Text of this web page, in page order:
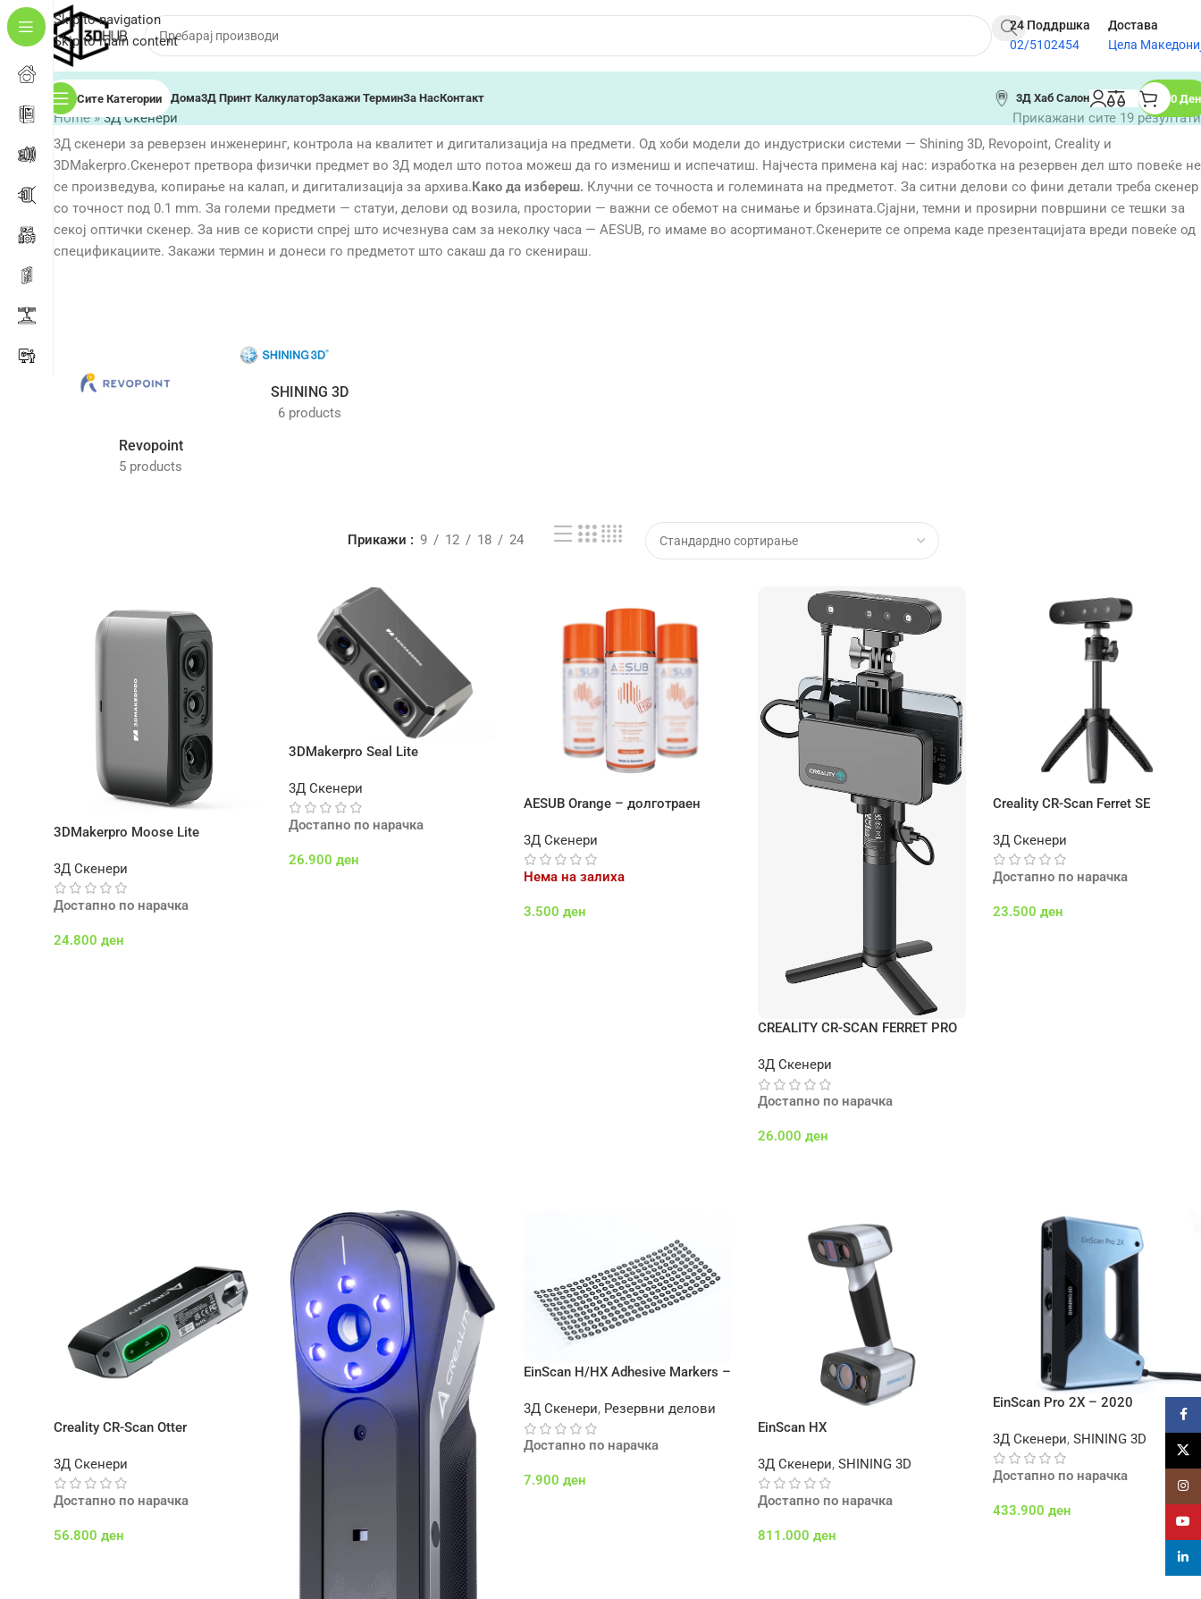
Skip to navigation
Skip to main content
24 Поддршка
02/5102454
Достава
Цела
Сите Категории Дома3Д Принт КалкулаторЗакажи ТерминЗа НасКонтакт 3Д Хаб Салон 0 Ден
Home»3Д Скенери
Прикажани сите 19 резултати
3Д скенери за реверзен инженеринг, контрола на квалитет и дигитализација на предмети. Од хоби модели до индустриски системи — Shining 3D, Revopoint, Creality и
3DMakerpro.Скенерот претвора физички предмет во 3Д модел што потоа можеш да го измениш и испечатиш. Најчеста примена кај нас: изработка на резервен дел што повеќе не
се произведува, копирање на калап, и дигитализација за архива.Како да избереш. Клучни се точноста и големината на предметот. За ситни делови со фини детали треба скенер
со точност под 0.1 mm. За големи предмети — статуи, делови од возила, простории — важни се обемот на снимање и брзината.Сјајни, темни и проѕирни површини се тешки за
секој оптички скенер. За нив се користи спреј што исчезнува сам за неколку часа — AESUB, го имаме во асортиманот.Скенерите се опрема каде презентацијата вреди повеќе од
спецификациите. Закажи термин и донеси го предметот што сакаш да го скенираш.
Revopoint
5 products
SHINING 3D
6 products
Прикажи 9 12 18 24
3DMakerpro Moose Lite
3Д Скенери
Достапно по нарачка
24.800 ден
3DMakerpro Seal Lite
3Д Скенери
Достапно по нарачка
26.900 ден
AESUB Orange – долготраен
исчезнување – 400 ml
3Д Скенери
Нема на залиха
3.500 ден
CREALITY CR-SCAN FERRET PRO
3Д Скенери
Достапно по нарачка
26.000ден
Creality CR-Scan Ferret SE
3Д Скенери
Достапно по нарачка
23.500ден
Creality CR-Scan Otter
3Д Скенери
Достапно по нарачка
56.800 ден
EinScan H/HX Adhesive Markers –
3Д Скенери, Резервни делови
Достапно по нарачка
7.900 ден
EinScan HX
3Д Скенери, SHINING 3D
Достапно по нарачка
811.000ден
EinScan Pro 2X – 2020
3Д Скенери, SHINING 3D
Достапно по нарачка
433.900ден